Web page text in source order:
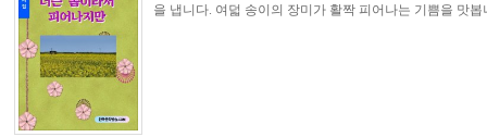
을 냅니다. 여덟 송이의 장미가 활짝 피어나는 기쁨을 맛봅